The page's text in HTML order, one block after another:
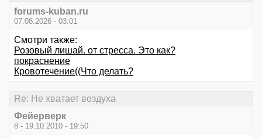
forums-kuban.ru
07.08.2026 - 03:01
Смотри также:
Розовый лишай. от стресса. Это как?
покраснение
Кровотечение((Что делать?
Re: Не хватает воздуха
Фейерверк
8 - 19.10.2010 - 19:50